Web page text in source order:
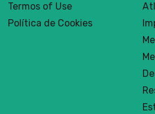
Termos of Use
Política de Cookies